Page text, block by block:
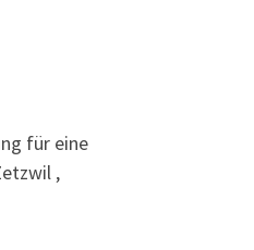
für eine
,